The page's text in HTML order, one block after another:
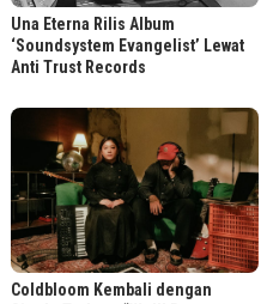
Una Eterna Rilis Album
‘Soundsystem Evangelist’ Lewat
Anti Trust Records
Coldbloom Kembali dengan